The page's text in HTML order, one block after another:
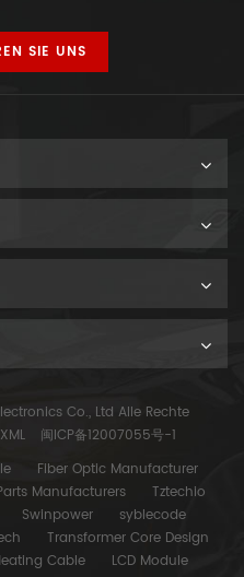
SIE UNS
Co., Ltd Alle Rechte
XML
闽ICP备12007055号-1
Fiber Optic Manufacturer
Manufacturers
Tztechio
Swinpower
syblecode
Transformer Core Design
Cable
LCD Module